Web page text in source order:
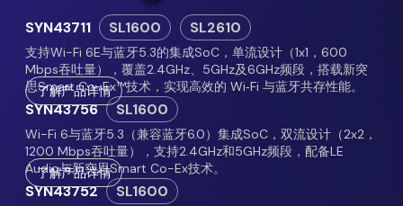
SYN43711 SL1600 SL2610
支持Wi-Fi 6E与蓝牙5.3的集成SoC，单流设计（1x1，600
Mbps吞吐量），覆盖2.4GHz、5GHz及6GHz频段，搭载新突
思Smart Co-Ex™技术，实现高效的 Wi‑Fi 与蓝牙共存性能。
了解产品详情
SYN43756 SL1600
Wi-Fi 6与蓝牙5.3（兼容蓝牙6.0）集成SoC，双流设计（2x2，
1200 Mbps吞吐量），支持2.4GHz和5GHz频段，配备LE
Audio与新突思Smart Co-Ex技术。
了解产品详情
SYN43752 SL1600